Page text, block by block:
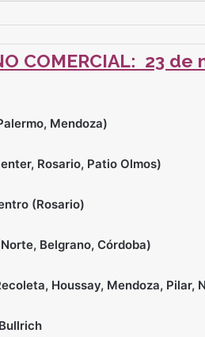
COMERCIAL: 23 de
Mendoza)
Rosario, Patio Olmos)
(Rosario)
Belgrano, Córdoba)
Houssay, Mendoza, Pilar,